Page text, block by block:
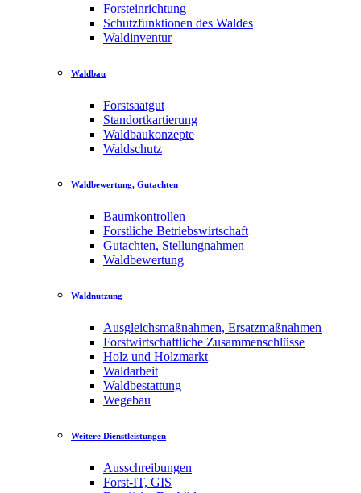
Forsteinrichtung
Schutzfunktionen des Waldes
Waldinventur
Waldbau
Forstsaatgut
Standortkartierung
Waldbaukonzepte
Waldschutz
Waldbewertung, Gutachten
Baumkontrollen
Forstliche Betriebswirtschaft
Gutachten, Stellungnahmen
Waldbewertung
Waldnutzung
Ausgleichsmaßnahmen, Ersatzmaßnahmen
Forstwirtschaftliche Zusammenschlüsse
Holz und Holzmarkt
Waldarbeit
Waldbestattung
Wegebau
Weitere Dienstleistungen
Ausschreibungen
Forst-IT, GIS